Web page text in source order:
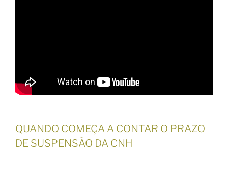
QUANDO COMEÇA A CONTAR O PRAZO
DE SUSPENSÃO DA CNH